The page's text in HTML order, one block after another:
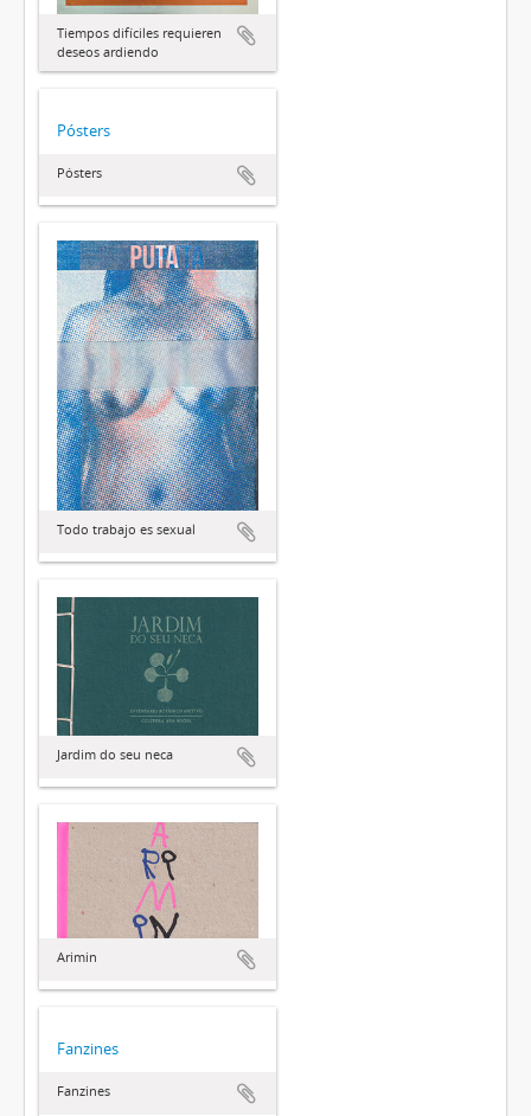
Tiempos difíciles requieren
deseos ardiendo
Pósters
Pósters
Todo trabajo es sexual
Jardim do seu neca
Arimin
Fanzines
Fanzines